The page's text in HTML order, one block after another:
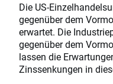
Die US-
gegenüber dem
erwartet. Die
gegenüber dem
lassen die
Zinssenkungen in